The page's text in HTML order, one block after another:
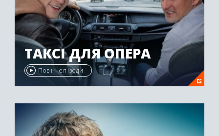
ТАКСІ ДЛЯ ОПЕРА
Повні епізоди